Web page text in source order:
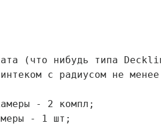
(что нибудь типа
с радиусом не
- 2 компл;
- 1 шт;